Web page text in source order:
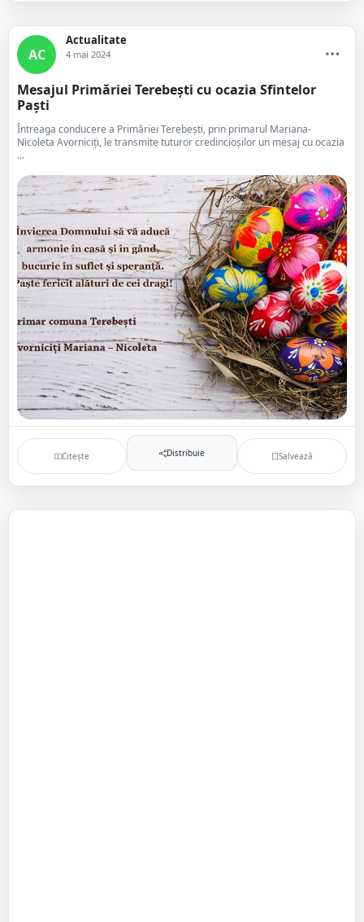
AC
Actualitate
4 mai 2024
Mesajul Primăriei Terebești cu ocazia Sfintelor
Paști
Întreaga conducere a Primăriei Terebești, prin primarul Mariana-
Nicoleta Avorniciți, le transmite tuturor credincioșilor un mesaj cu ocazia
...
Citește Distribuie Salvează